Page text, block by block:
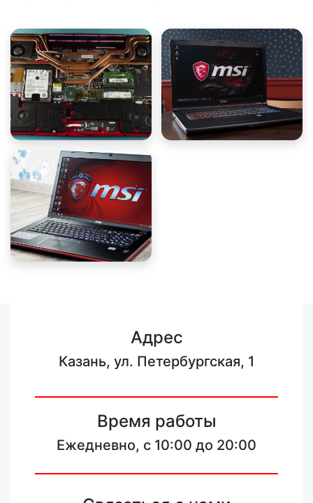
Адрес
Казань, ул. Петербургская, 1
Время работы
Ежедневно, с 10:00 до 20:00